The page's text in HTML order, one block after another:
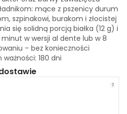
mące z pszenicy durum
szpinakowi, burakom i złocistej
się solidną porcją białka (12 g) i
w wersji al dente lub w 8
– bez konieczności
180 dni
?